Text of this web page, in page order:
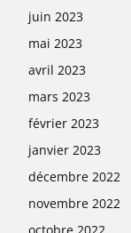
juin 2023
mai 2023
avril 2023
mars 2023
février 2023
janvier 2023
décembre 2022
novembre 2022